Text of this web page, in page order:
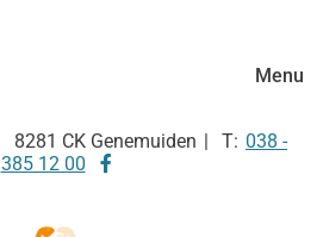
8281 CK Genemuiden Tel:
038 -
385 12 00
Bezoek
Menu